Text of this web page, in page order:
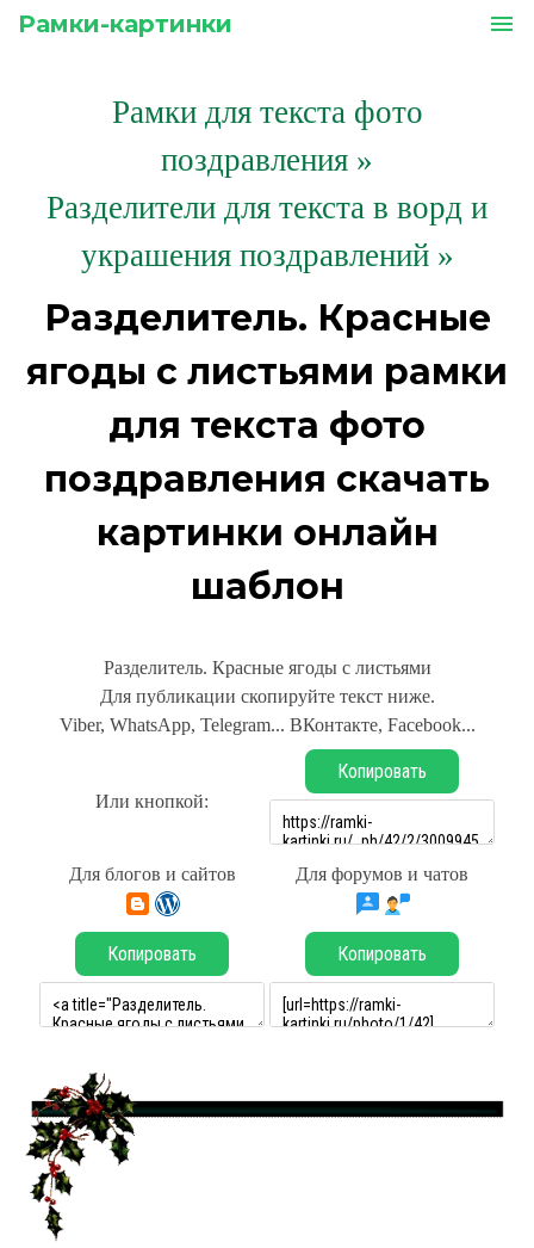
Рамки-картинки menu
Рамки для текста фото
поздравления »
Разделители для текста в ворд и
украшения поздравлений »
Разделитель. Красные
ягоды с листьями рамки
для текста фото
поздравления скачать
картинки онлайн
шаблон
Разделитель. Красные ягоды с листьями
Для публикации скопируйте текст ниже.
Viber, WhatsApp, Telegram... ВКонтакте, Facebook...
Или кнопкой:
Копировать
Для блогов и сайтов Для форумов и чатов
Копировать Копировать